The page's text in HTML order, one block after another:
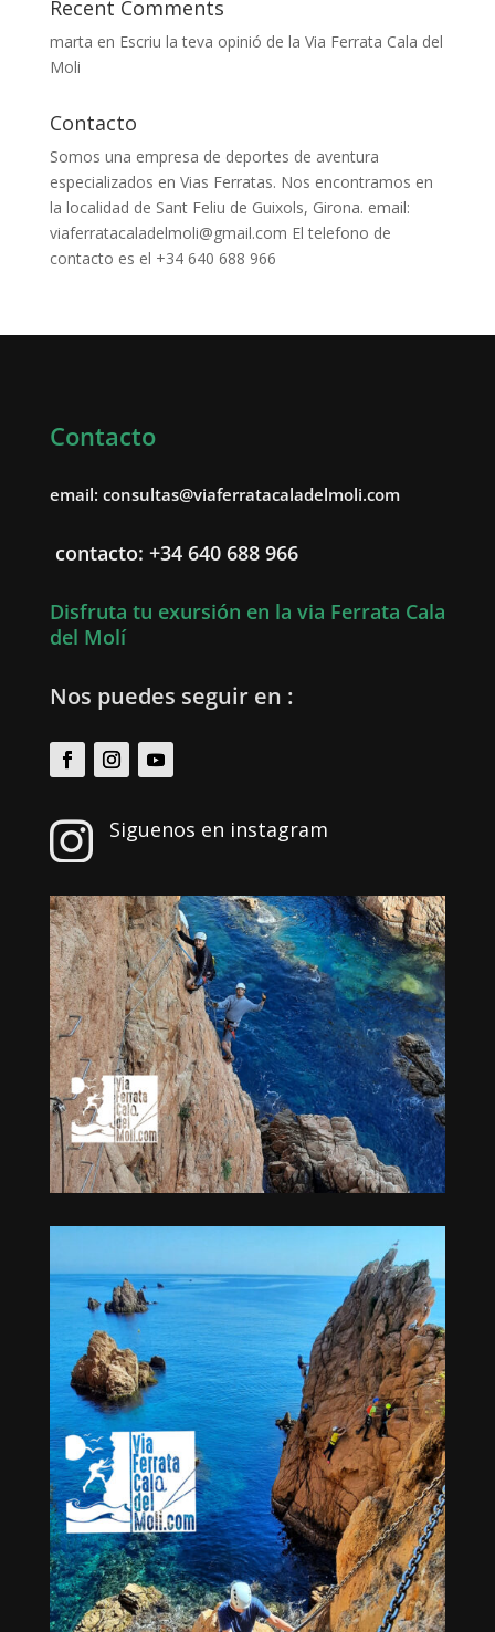
Recent Comments
marta en Escriu la teva opinió de la Via Ferrata Cala del
Moli
Contacto
Somos una empresa de deportes de aventura
especializados en Vias Ferratas. Nos encontramos en
la localidad de Sant Feliu de Guixols, Girona. email:
viaferratacaladelmoli@gmail.com El telefono de
contacto es el +34 640 688 966
Contacto
email: consultas@viaferratacaladelmoli.com
contacto: +34 640 688 966
Disfruta tu exursión en la via Ferrata Cala
del Molí
Nos puedes seguir en :
 Siguenos en instagram